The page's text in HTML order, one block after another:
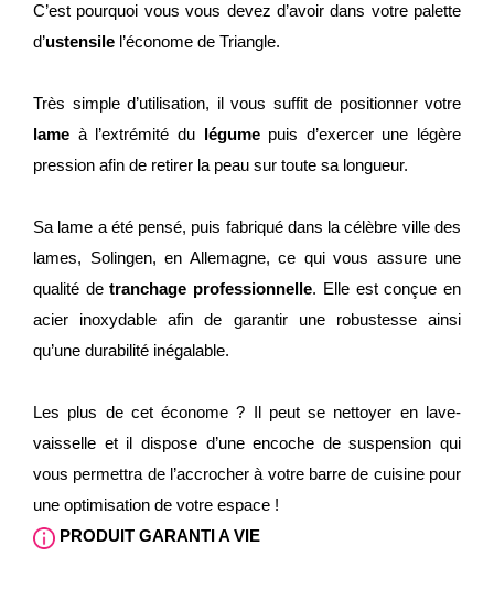
C’est pourquoi vous vous devez d’avoir dans votre palette
d’ustensile l’économe de Triangle.
Très simple d’utilisation, il vous suffit de positionner votre
lame à l’extrémité du légumepuis d’exercer une légère
pression afin de retirer la peau sur toute sa longueur.
Sa lame a été pensé, puis fabriqué dans la célèbre ville des
lames, Solingen, en Allemagne, ce qui vous assure une
qualité detranchage professionnelle. Elle est conçue en
acier inoxydable afin de garantir une robustesse ainsi
qu’une durabilité inégalable.
Les plus de cet économe ? Il peut se nettoyer en lave-
vaisselle et il dispose d’une encoche de suspension qui
vous permettra de l’accrocher à votre barre de cuisine pour
une optimisation de votre espace !
PRODUIT GARANTI A VIE